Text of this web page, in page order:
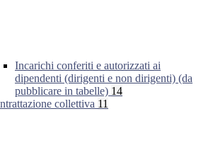
Incarichi conferiti e autorizzati ai
dipendenti (dirigenti e non dirigenti) (da
pubblicare in tabelle) 14
collettiva 11